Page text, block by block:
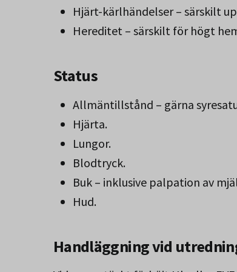
Hjärt-kärlhändelser – särskilt
Hereditet – särskilt för högt
Status
Allmäntillstånd – gärna
Hjärta.
Lungor.
Blodtryck.
Buk – inklusive palpation av
Hud.
Handläggning vid